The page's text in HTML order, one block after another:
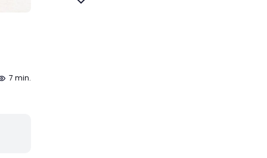
7 min.